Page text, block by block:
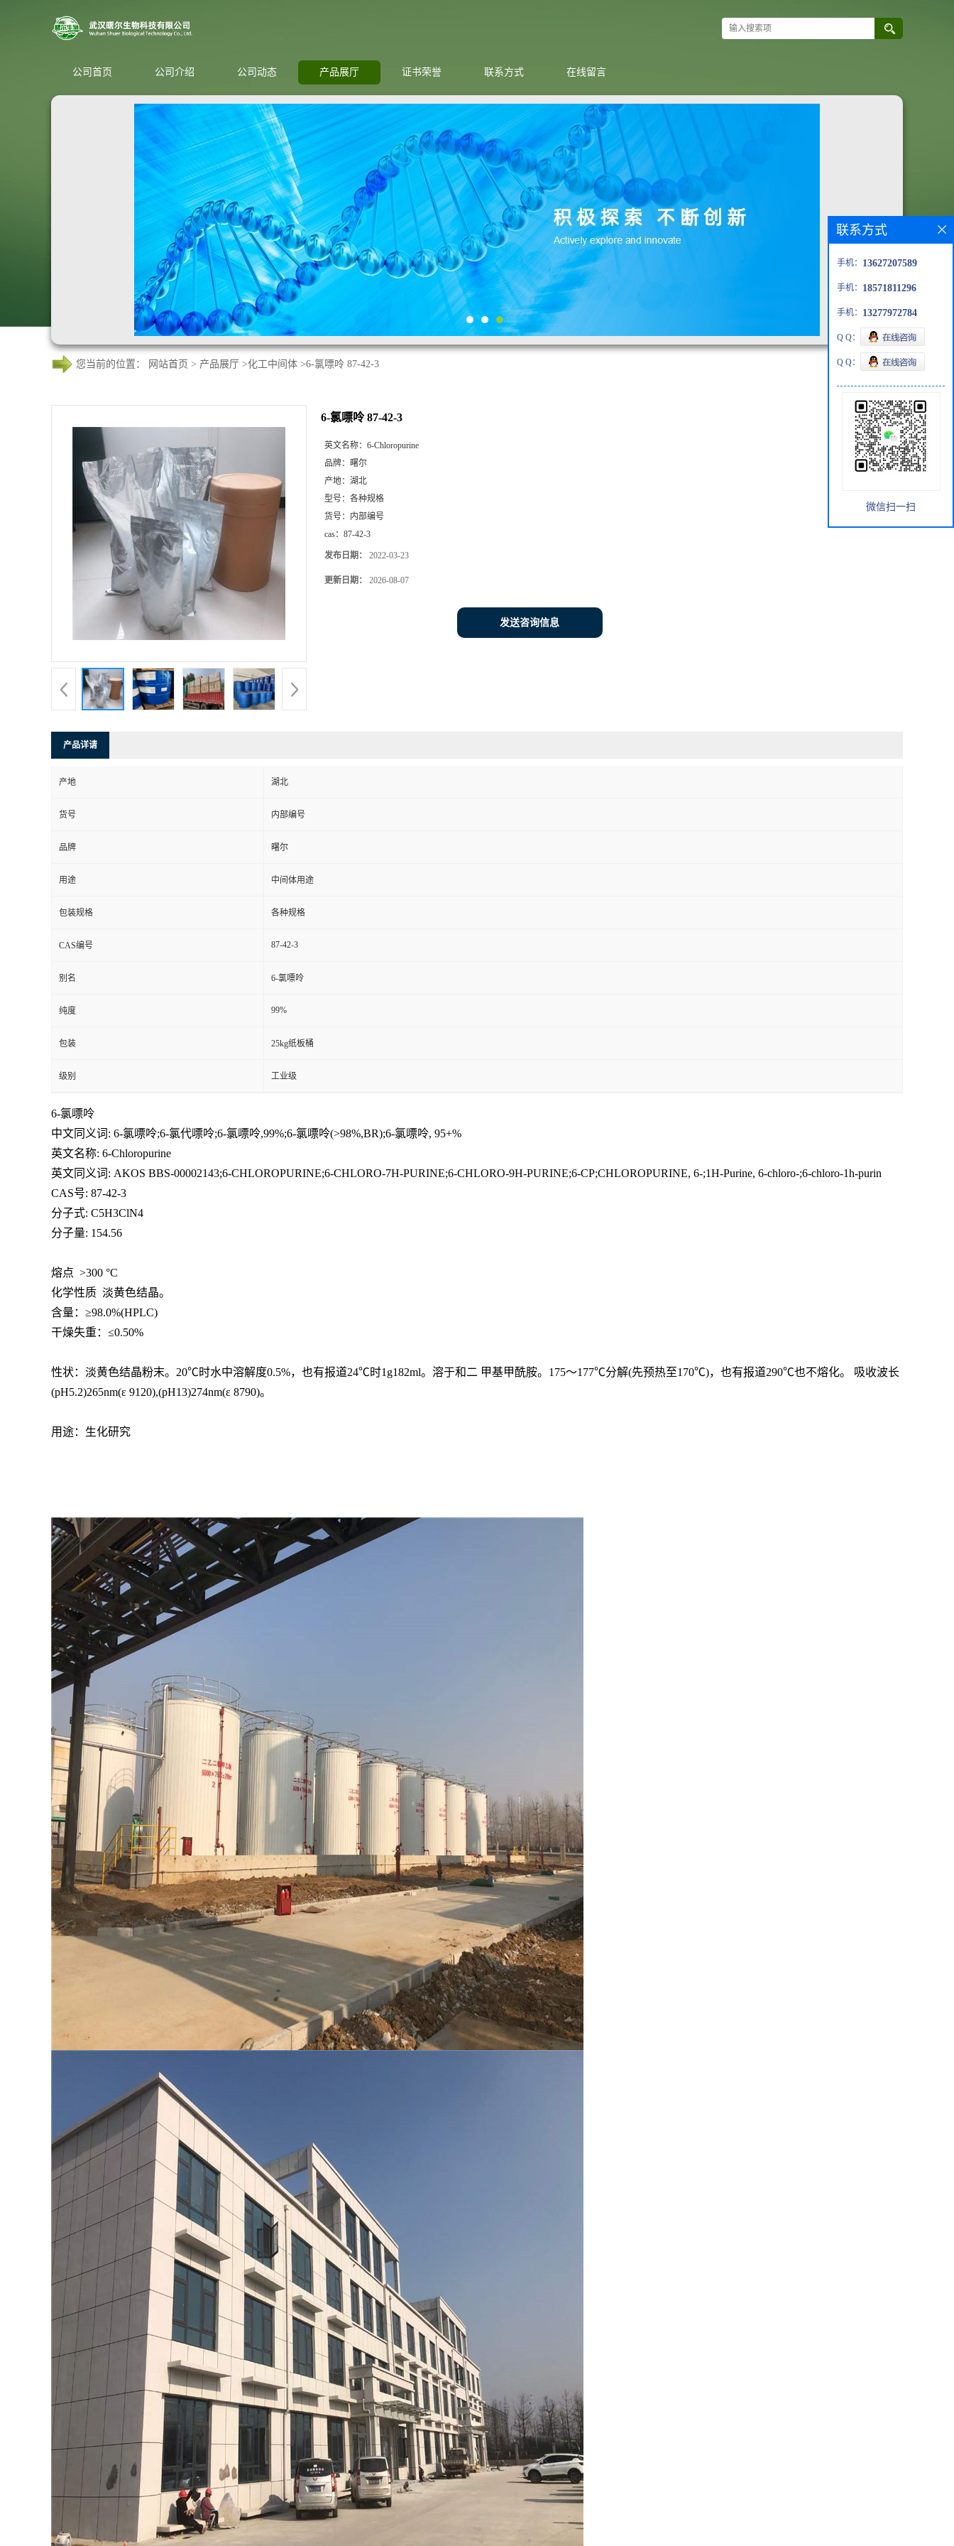
公司首页 公司介绍 公司动态 产品展厅 证书荣誉 联系方式 在线留言
您当前的位置： 网站首页 > 产品展厅 >化工中间体 >6-氯嘌呤 87-42-3
6-氯嘌呤 87-42-3
英文名称： 6-Chloropurine
品牌： 曙尔
产地： 湖北
型号： 各种规格
货号：
内部编号
cas： 87-42-3
发布日期： 2022-03-23
更新日期： 2026-08-07
发送咨询信息
产品详请
产地 湖北
货号 内部编号
品牌 曙尔
用途 中间体用途
包装规格 各种规格
CAS编号 87-42-3
别名 6-氯嘌呤
纯度 99%
包装 25kg纸板桶
级别 工业级
6-氯嘌呤
中文同义词: 6-氯嘌呤;6-氯代嘌呤;6-氯嘌呤,99%;6-氯嘌呤(>98%,BR);6-氯嘌呤, 95+%
英文名称: 6-Chloropurine
英文同义词: AKOS BBS-00002143;6-CHLOROPURINE;6-CHLORO-7H-PURINE;6-CHLORO-9H-PURINE;6-CP;CHLOROPURINE, 6-;1H-Purine, 6-chloro-;6-chloro-1h-purin
CAS号: 87-42-3
分子式: C5H3ClN4
分子量: 154.56
熔点 >300 °C
化学性质 淡黄色结晶。
含量：≥98.0%(HPLC)
干燥失重：≤0.50%
性状：淡黄色结晶粉末。20℃时水中溶解度0.5%，也有报道24℃时1g182ml。溶于和二 甲基甲酰胺。175～177℃分解(先预热至170℃)，也有报道290℃也不熔化。 吸收波长
(pH5.2)265nm(ε 9120),(pH13)274nm(ε 8790)。
用途：生化研究
联系方式
手机： 13627207589
手机： 18571811296
手机： 13277972784
Q Q：
Q Q：
微信扫一扫